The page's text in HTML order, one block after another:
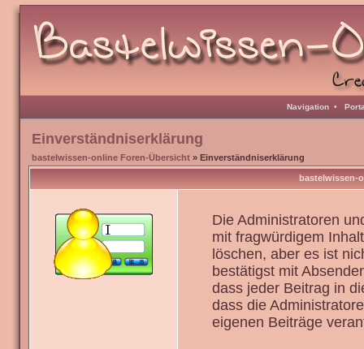
Navigation •
Einverständniserklärung
bastelwissen-online Foren-Übersicht » Einverständniserklärung
bastelwissen-
Die Administratoren
mit fragwürdigem
löschen, aber es ist
bestätigst mit
dass jeder Beitrag in
dass die
eigenen Beiträge